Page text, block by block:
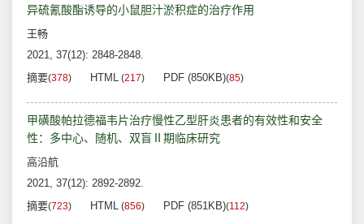
异硫氰酸酯诱导的小鼠胆汁淤积症的治疗作用
王畅
2021, 37(12): 2848-2848.
摘要(378) HTML (217) PDF (850KB)(85)
甲磺酸帕拉德福韦片治疗慢性乙型肝炎患者的有效性和安全
性：多中心、随机、双盲Ⅱ期临床研究
高沿航
2021, 37(12): 2892-2892.
摘要(723) HTML (856) PDF (851KB)(112)